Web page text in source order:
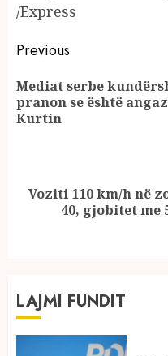
/Express
Continue
Reading
Previous
Mediat serbe
pranon se është
Kurtin
Next
Voziti 110 km/h në
40, gjobitet me
LAJMI FUNDIT